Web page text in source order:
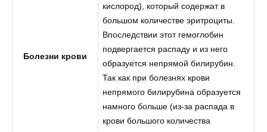
Болезни крови
кислород), который содержат в
большом количестве эритроциты.
Впоследствии этот гемоглобин
подвергается распаду и из него
образуется непрямой билирубин.
Так как при болезнях крови
непрямого билирубина образуется
намного больше (из-за распада в
крови большого количества